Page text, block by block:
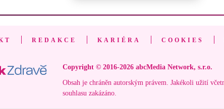
REDAKCE KARIÉRA COOKIES
Copyright © 2016-2026 abcMedia Network, s.r.o.
Obsah je chráněn autorským právem. Jakékoli užití
souhlasu zakázáno.